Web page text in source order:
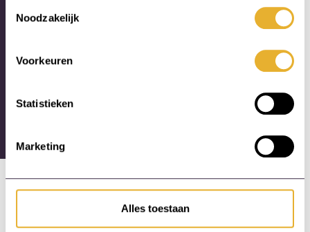
Noodzakelijk
Voorkeuren
Statistieken
Marketing
Alles toestaan
gepersonaliseerde leerlijnen?
Lees artikel